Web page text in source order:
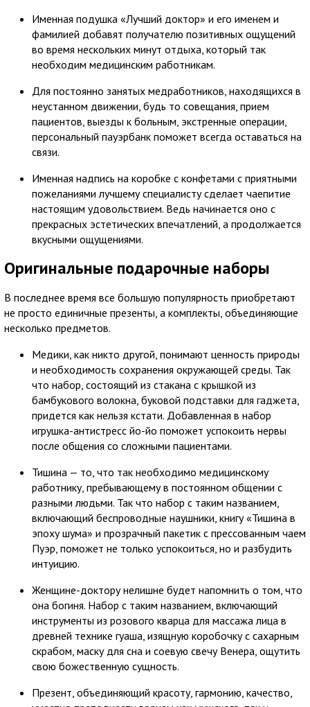
Именная подушка «Лучший доктор» и его именем и
фамилией добавят получателю позитивных ощущений
во время нескольких минут отдыха, который так
необходим медицинским работникам.
Для постоянно занятых медработников, находящихся в
неустанном движении, будь то совещания, прием
пациентов, выезды к больным, экстренные операции,
персональный пауэрбанк поможет всегда оставаться на
связи.
Именная надпись на коробке с конфетами с приятными
пожеланиями лучшему специалисту сделает чаепитие
настоящим удовольствием. Ведь начинается оно с
прекрасных эстетических впечатлений, а продолжается
вкусными ощущениями.
Оригинальные подарочные наборы
В последнее время все большую популярность приобретают
не просто единичные презенты, а комплекты, объединяющие
несколько предметов.
Медики, как никто другой, понимают ценность природы
и необходимость сохранения окружающей среды. Так
что набор, состоящий из стакана с крышкой из
бамбукового волокна, буковой подставки для гаджета,
придется как нельзя кстати. Добавленная в набор
игрушка-антистресс йо-йо поможет успокоить нервы
после общения со сложными пациентами.
Тишина — то, что так необходимо медицинскому
работнику, пребывающему в постоянном общении с
разными людьми. Так что набор с таким названием,
включающий беспроводные наушники, книгу «Тишина в
эпоху шума» и прозрачный пакетик с прессованным чаем
Пуэр, поможет не только успокоиться, но и разбудить
интуицию.
Женщине-доктору нелишне будет напомнить о том, что
она богиня. Набор с таким названием, включающий
инструменты из розового кварца для массажа лица в
древней технике гуаша, изящную коробочку с сахарным
скрабом, маску для сна и соевую свечу Венера, ощутить
свою божественную сущность.
Презент, объединяющий красоту, гармонию, качество,